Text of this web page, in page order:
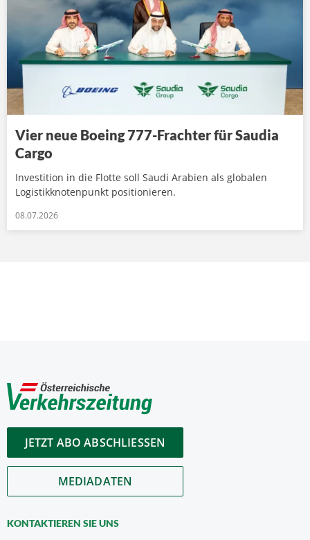
Vier neue Boeing 777-Frachter für Saudia
Cargo
Investition in die Flotte soll Saudi Arabien als globalen
Logistikknotenpunkt positionieren.
08.07.2026
JETZT ABO ABSCHLIESSEN
MEDIADATEN
KONTAKTIEREN SIE UNS